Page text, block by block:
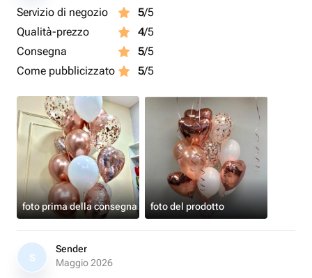
Servizio di negozio 5/5
Qualità-prezzo
4/5
Consegna
5/5
Come pubblicizzato
5/5
foto prima della consegna foto del prodotto
S
Sender
Maggio 2026